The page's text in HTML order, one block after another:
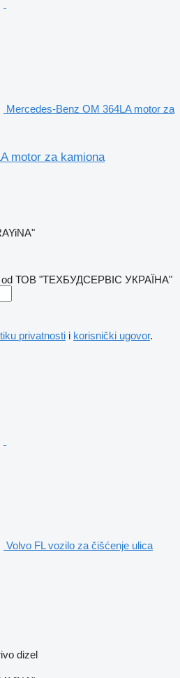
Mercedes-Benz OM 364LA motor za
motor za kamiona
od ТОВ "ТЕХБУДСЕРВІС УКРАЇНА"
privatnosti i korisnički ugovor.
Volvo FL vozilo za čišćenje ulica
dizel